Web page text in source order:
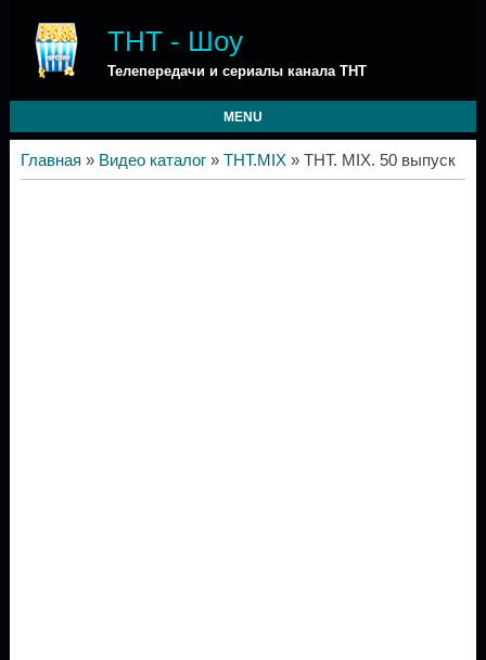
ТНТ - Шоу
Телепередачи и сериалы канала ТНТ
MENU
Главная » Видео каталог» ТНТ.MIX» ТНТ. MIX. 50 выпуск